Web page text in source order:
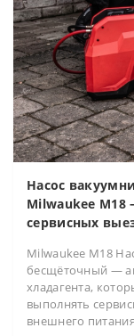
Насос
Milwaukee
сервисных
Milwaukee M18
бесщёточный —
хладагента,
выполнять
внешнего